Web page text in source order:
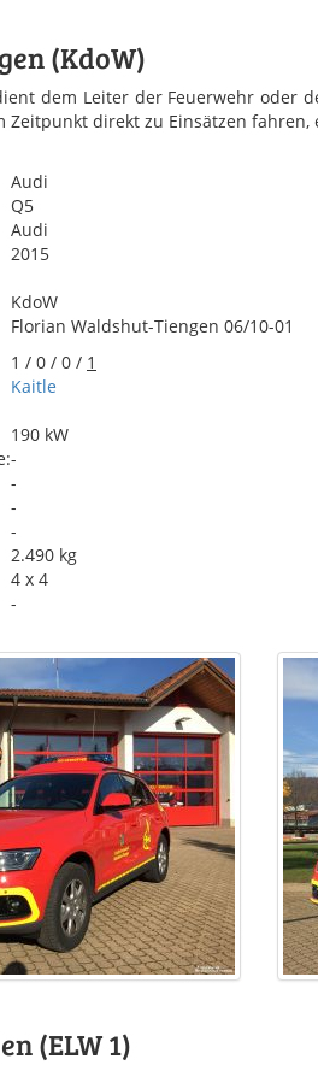
(KdoW)
dem Leiter der Feuerwehr oder
Zeitpunkt direkt zu Einsätzen
Audi
Q5
Audi
2015
KdoW
Florian Waldshut-Tiengen 06/10-01
1 / 0 / 0 / 1
Kaitle
190 kW
-
-
-
-
2.490 kg
4 x 4
-
(ELW 1)